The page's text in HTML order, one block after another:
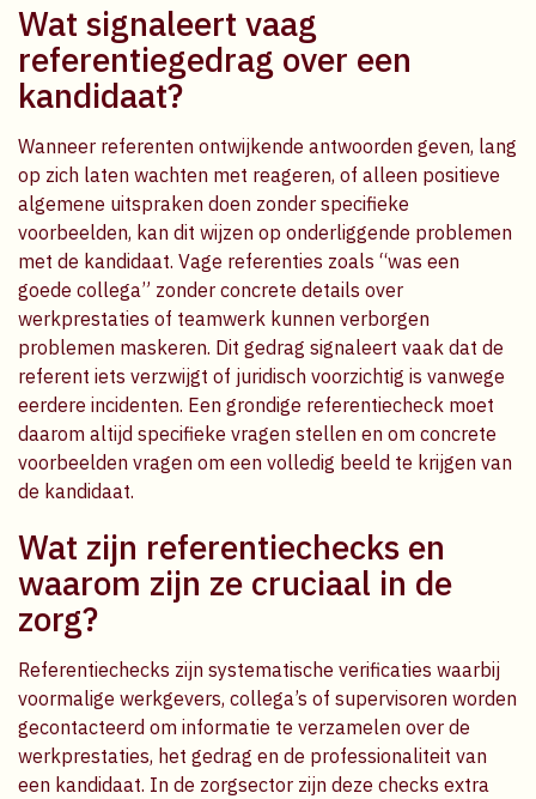
Wat signaleert vaag
referentiegedrag over een
kandidaat?
Wanneer referenten ontwijkende antwoorden geven, lang
op zich laten wachten met reageren, of alleen positieve
algemene uitspraken doen zonder specifieke
voorbeelden, kan dit wijzen op onderliggende problemen
met de kandidaat. Vage referenties zoals “was een
goede collega” zonder concrete details over
werkprestaties of teamwerk kunnen verborgen
problemen maskeren. Dit gedrag signaleert vaak dat de
referent iets verzwijgt of juridisch voorzichtig is vanwege
eerdere incidenten. Een grondige referentiecheck moet
daarom altijd specifieke vragen stellen en om concrete
voorbeelden vragen om een volledig beeld te krijgen van
de kandidaat.
Wat zijn referentiechecks en
waarom zijn ze cruciaal in de
zorg?
Referentiechecks zijn systematische verificaties waarbij
voormalige werkgevers, collega’s of supervisoren worden
gecontacteerd om informatie te verzamelen over de
werkprestaties, het gedrag en de professionaliteit van
een kandidaat. In de zorgsector zijn deze checks extra